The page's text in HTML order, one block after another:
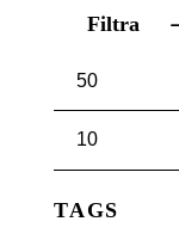
Filtra
TAGS